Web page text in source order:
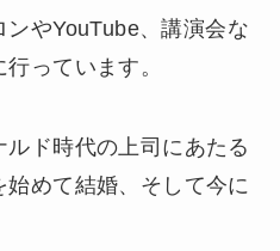
やYouTube、講演会な
っています。
ド時代の上司にあたる
めて結婚、そして今に